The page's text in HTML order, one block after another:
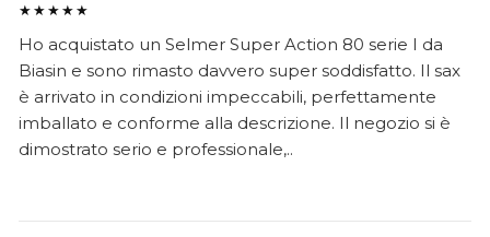
★★★★★
Ho acquistato un Selmer Super Action 80 serie I da
Biasin e sono rimasto davvero super soddisfatto. Il sax
è arrivato in condizioni impeccabili, perfettamente
imballato e conforme alla descrizione. Il negozio si è
dimostrato serio e professionale,..